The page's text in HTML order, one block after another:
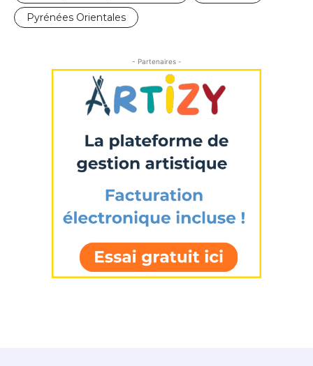
Statut / Organisation
J'accepte lestermes et conditions
Pyrénées Orientales
- Partenaires -